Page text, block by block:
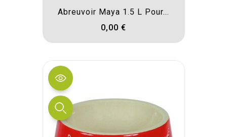
Abreuvoir Maya 1.5 L Pour...
0,00 €